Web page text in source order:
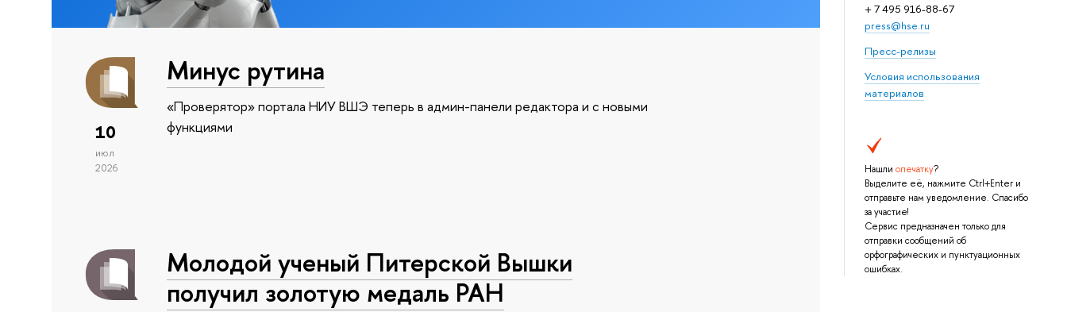
+ 7 495 916-88-67
press@hse.ru
Пресс-релизы
Условия использования
материалов
Нашли опечатку?
Выделите её, нажмите Ctrl+Enter и
отправьте нам уведомление. Спасибо
за участие!
Сервис предназначен только для
отправки сообщений об
орфографических и пунктуационных
ошибках.
10
июл
2026
Минус рутина
«Проверятор» портала НИУ ВШЭ теперь в админ-панели редактора и с новыми
функциями
Молодой ученый Питерской Вышки
получил золотую медаль РАН